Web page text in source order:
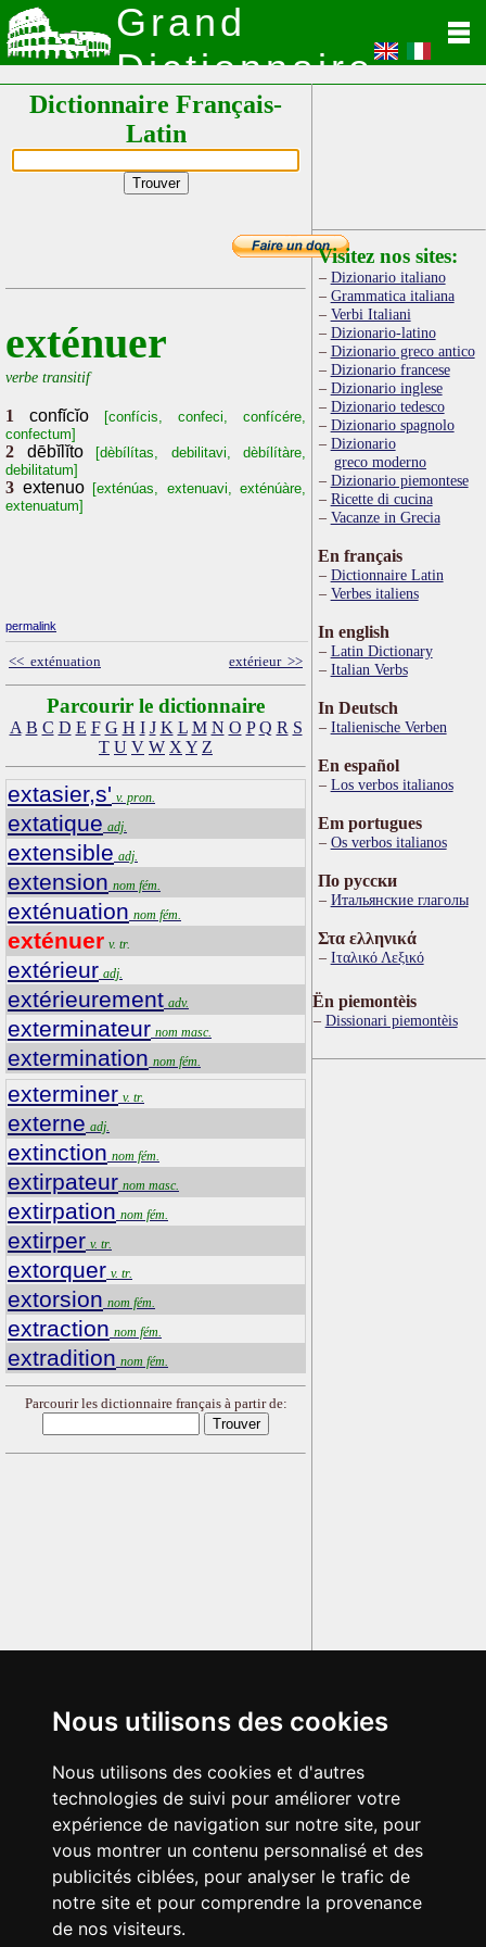
Nous utilisons des cookies
Nous utilisons des cookies et d'autres
technologies de suivi pour améliorer votre
expérience de navigation sur notre site, pour
vous montrer un contenu personnalisé et des
publicités ciblées, pour analyser le trafic de
notre site et pour comprendre la provenance
de nos visiteurs.
Grand
Dictionnaire
Latin
Dictionnaire Français-
Latin
exténuer
verbe transitif
1 confĭcĭo
[confícis, confeci, confícére,
confectum]
2 dēbĭlĭto
[dèbílítas, debilitavi, dèbílítàre,
debilitatum]
3 extenuo [exténúas, extenuavi, exténúàre,
extenuatum]
permalink
<< exténuation extérieur >>
Parcourir le dictionnaire
A B C D E F G H I J K L M N O P Q R S
T U V W X Y Z
extasier,s' v. pron.
extatique adj.
extensible adj.
extension nom fém.
exténuation nom fém.
exténuer v. tr.
extérieur adj.
extérieurement adv.
exterminateur nom masc.
extermination nom fém.
exterminer v. tr.
externe adj.
extinction nom fém.
extirpateur nom masc.
extirpation nom fém.
extirper v. tr.
extorquer v. tr.
extorsion nom fém.
extraction nom fém.
extradition nom fém.
Parcourir les dictionnaire français à partir de:
Visitez nos sites:
Dizionario italiano
Grammatica italiana
Verbi Italiani
Dizionario-latino
Dizionario greco antico
Dizionario francese
Dizionario inglese
Dizionario tedesco
Dizionario spagnolo
Dizionario
greco moderno
Dizionario piemontese
Ricette di cucina
Vacanze in Grecia
En français
Dictionnaire Latin
Verbes italiens
In english
Latin Dictionary
Italian Verbs
In Deutsch
Italienische Verben
En español
Los verbos italianos
Em portugues
Os verbos italianos
По русски
Итальянские глаголы
Στα ελληνικά
Ιταλικό Λεξικό
Ën piemontèis
Dissionari piemontèis